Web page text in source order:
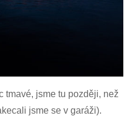
tmavé, jsme tu později, než
jsme se v garáži).